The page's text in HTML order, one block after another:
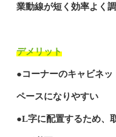
業動線が短く効率よく
デメリット
●コーナーのキャビネ
ペースになりやすい
●L字に配置するため、